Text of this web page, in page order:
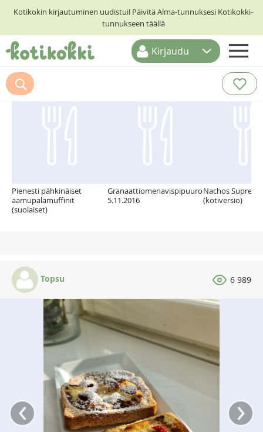
Kotikokin kirjautuminen uudistui! Päivitä Alma-tunnuksesi Kotikokki-
tunnukseen täällä
ETUSIVU
RESEPTIHAKU
Kirjaudu
Suosittelemme myös
Pienesti pähkinäiset
aamupalamuffinit
(suolaiset)
Granaattiomenavispipuuro
5.11.2016
Nachos
(kotiversio)
Topsu 6 989
‹ ›